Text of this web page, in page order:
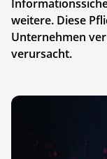
weitere. Diese
Unternehmen
verursacht.